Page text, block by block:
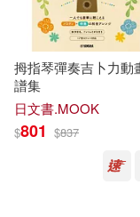
うのせろ(1)
おおで ゆか
かえぬこ(1)
きゃっち(1)
拇指琴彈奏吉卜力動
譜集
日文書.MOOK
$801 $837